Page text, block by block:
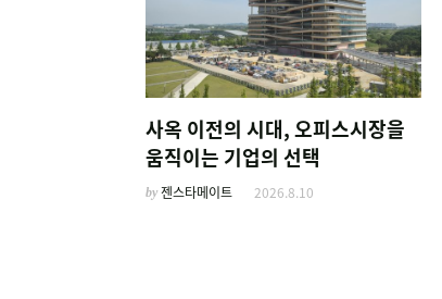
사옥 이전의 시대, 오피스시장을
움직이는 기업의 선택
by젠스타메이트 2026.8.10